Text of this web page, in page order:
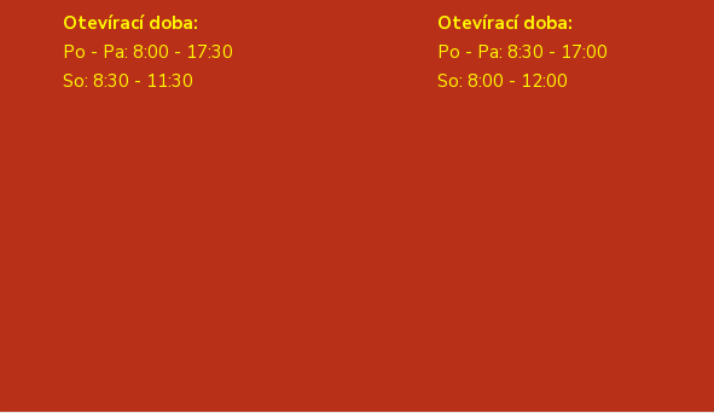
Otevírací doba:
Po - Pa: 8:00 - 17:30
So: 8:30 - 11:30
Otevírací doba:
Po - Pa: 8:30 - 17:00
So: 8:00 - 12:00